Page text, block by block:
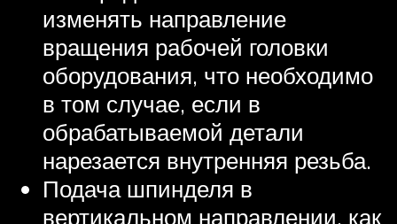
изменять направление
вращения рабочей головки
оборудования, что необходимо
в том случае, если в
обрабатываемой детали
нарезается внутренняя резьба.
Подача шпинделя в
вертикальном направлении, как